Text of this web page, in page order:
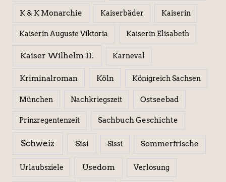
K & K Monarchie Kaiserbäder Kaiserin
Kaiserin Auguste Viktoria Kaiserin Elisabeth
Kaiser Wilhelm II. Karneval
Kriminalroman Köln Königreich Sachsen
München Nachkriegszeit Ostseebad
Prinzregentenzeit Sachbuch Geschichte
Schweiz Sisi Sissi Sommerfrische
Urlaubsziele Usedom Verlosung